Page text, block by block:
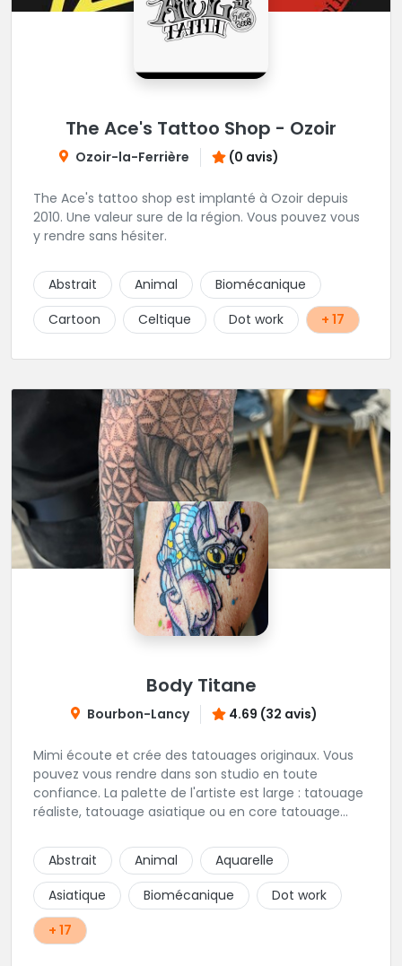
The Ace's Tattoo Shop - Ozoir
Ozoir-la-Ferrière (0 avis)
The Ace's tattoo shop est implanté à Ozoir depuis
2010. Une valeur sure de la région. Vous pouvez vous
y rendre sans hésiter.
Abstrait Animal
Biomécanique
Cartoon
Celtique Dot work + 17
Body Titane
Bourbon-Lancy 4.69 (32 avis)
Mimi écoute et crée des tatouages originaux. Vous
pouvez vous rendre dans son studio en toute
confiance. La palette de l'artiste est large : tatouage
réaliste, tatouage asiatique ou en core tatouage
construire un projet qui vous ressemble.
Abstrait Animal
Aquarelle
Asiatique
Biomécanique
Dot work
+ 17